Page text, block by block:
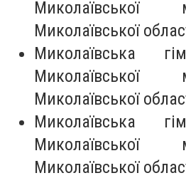
Миколаївської
Миколаївської
Миколаївська
Миколаївської
Миколаївської
Миколаївська
Миколаївської
Миколаївської